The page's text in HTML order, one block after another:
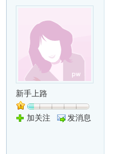
新手上路
加关注 发消息